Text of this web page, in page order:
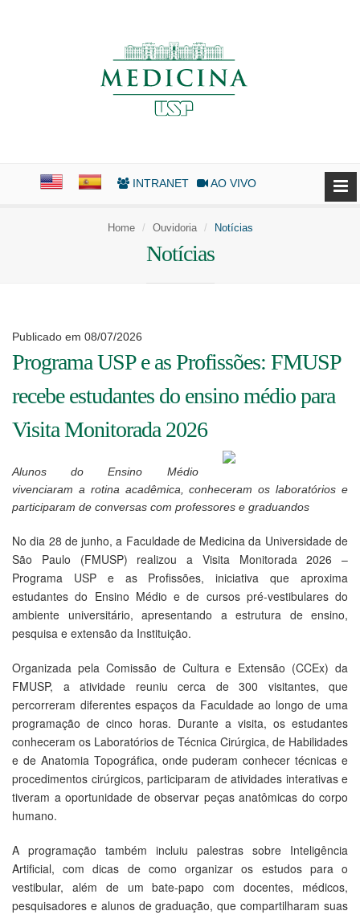
INTRANET AO VIVO
Home Ouvidoria Notícias
Notícias
Publicado em 08/07/2026
Programa USP e as Profissões: FMUSP
recebe estudantes do ensino médio para
Visita Monitorada 2026
Alunos do Ensino Médio
vivenciaram a rotina acadêmica, conheceram os laboratórios e
participaram de conversas com professores e graduandos
No dia 28 de junho, a Faculdade de Medicina da Universidade de
São Paulo (FMUSP) realizou a Visita Monitorada 2026 –
Programa USP e as Profissões, iniciativa que aproxima
estudantes do Ensino Médio e de cursos pré-vestibulares do
ambiente universitário, apresentando a estrutura de ensino,
pesquisa e extensão da Instituição.
Organizada pela Comissão de Cultura e Extensão (CCEx) da
FMUSP, a atividade reuniu cerca de 300 visitantes, que
percorreram diferentes espaços da Faculdade ao longo de uma
programação de cinco horas. Durante a visita, os estudantes
conheceram os Laboratórios de Técnica Cirúrgica, de Habilidades
e de Anatomia Topográfica, onde puderam conhecer técnicas e
procedimentos cirúrgicos, participaram de atividades interativas e
tiveram a oportunidade de observar peças anatômicas do corpo
humano.
A programação também incluiu palestras sobre Inteligência
Artificial, com dicas de como organizar os estudos para o
vestibular, além de um bate-papo com docentes, médicos,
pesquisadores e alunos de graduação, que compartilharam suas